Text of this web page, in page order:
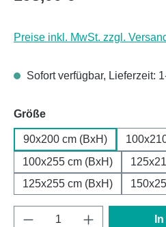
Preise inkl. MwSt. zzgl.
Sofort verfügbar, Lieferzeit:
Größeauswählen
90x200 cm (BxH)
100x255 cm (BxH)
125x255 cm (BxH)
Produkt Anzahl: Gib